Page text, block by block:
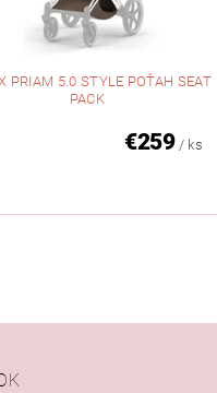
PRIAM 5.0 STYLE POŤAH SEAT
PACK
€259 / ks